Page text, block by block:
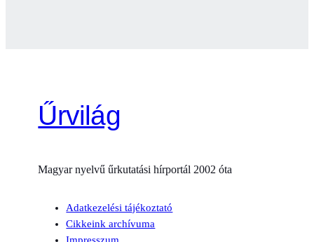
Űrvilág
Magyar nyelvű űrkutatási hírportál 2002 óta
Adatkezelési tájékoztató
Cikkeink archívuma